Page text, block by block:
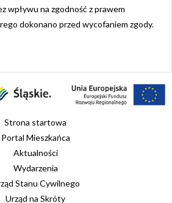
wpływu na zgodność z prawem
dokonano przed wycofaniem zgody.
Strona startowa
Portal Mieszkańca
Aktualności
Wydarzenia
Stanu Cywilnego
Urząd na Skróty